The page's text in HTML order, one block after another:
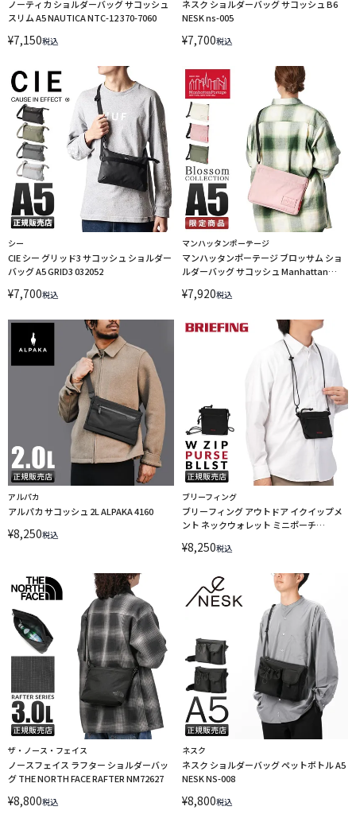
ノーティカ ショルダーバッグ サコッシュ
スリム A5 NAUTICA NTC-12 370-7060
¥7,150税込
ネスク ショルダーバッグ サコッシュ B6
NESK ns-005
¥7,700税込
シー
CIE シー グリッド3 サコッシュ ショルダー
バッグ A5 GRID3 032052
¥7,700税込
マンハッタンポーテージ
マンハッタンポーテージ ブロッサム ショ
ルダーバッグ サコッシュ Manhattan
¥7,920税込
アルパカ
アルパカ サコッシュ 2L ALPAKA 4160
¥8,250税込
ブリーフィング
ブリーフィング アウトドア イクイップメ
ント ネックウォレット ミニポーチ
BRA253G09
¥8,250税込
ザ・ノース・フェイス
ノースフェイス ラフター ショルダーバッ
グ THE NORTH FACE RAFTER NM72627
¥8,800税込
ネスク
ネスク ショルダーバッグ ペットボトル A5
NESK NS-008
¥8,800税込